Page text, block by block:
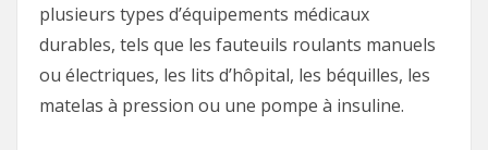
plusieurs types d’équipements médicaux
durables, tels que les fauteuils roulants manuels
ou électriques, les lits d’hôpital, les béquilles, les
matelas à pression ou une pompe à insuline.